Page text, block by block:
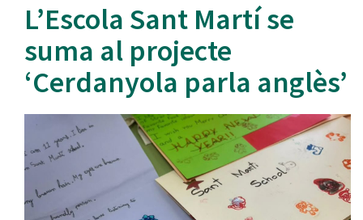
L’Escola Sant Martí se
suma al projecte
‘Cerdanyola parla anglès’